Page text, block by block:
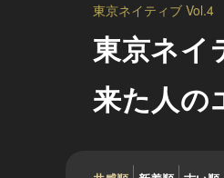
東京ネイティブ Vol.4
東京ネイ
来た人の